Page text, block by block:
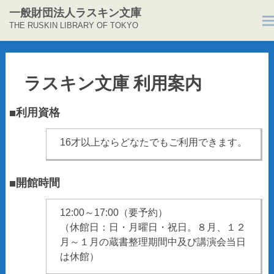
一般財団法人ラスキン文庫
THE RUSKIN LIBRARY OF TOKYO
ラスキン文庫 利用案内
■利用資格
16才以上ならどなたでもご利用できます。
■開館時間
12:00～17:00（要予約）
（休館日：日・月曜日・祝日。８月、１２
月～１月の蔵書整理期間中及び講演会当日
は休館）